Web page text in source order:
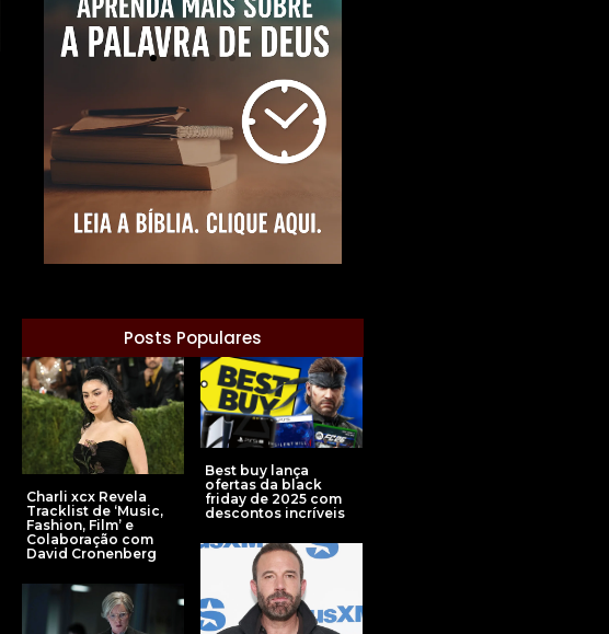
Posts Populares
Charli xcx Revela
Tracklist de ‘Music,
Fashion, Film’ e
Colaboração com
David Cronenberg
Best buy lança
ofertas da black
friday de 2025 com
descontos incríveis